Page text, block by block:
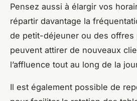
Pensez aussi à élargir vos
répartir davantage la
de petit-déjeuner ou des
peuvent attirer de nouveaux
l’affluence tout au long de la
Il est également possible de